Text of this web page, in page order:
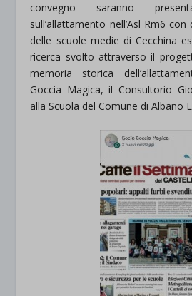
convegno saranno
sull’allattamento nell’Asl Rm6
delle scuole medie di Cecchina
ricerca svolto attraverso il
memoria storica
Goccia Magica, il Consultorio
alla Scuola del Comune di Albano